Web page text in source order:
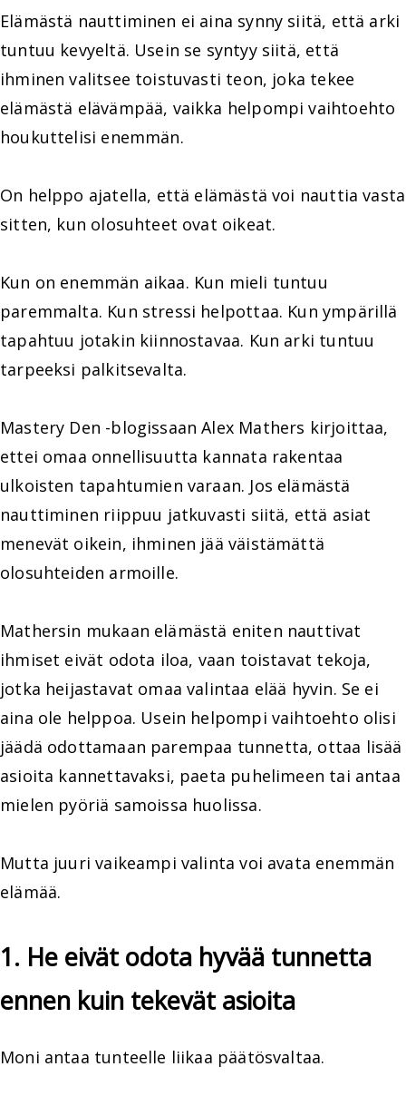
Elämästä nauttiminen ei aina synny siitä, että arki
tuntuu kevyeltä. Usein se syntyy siitä, että
ihminen valitsee toistuvasti teon, joka tekee
elämästä elävämpää, vaikka helpompi vaihtoehto
houkuttelisi enemmän.
On helppo ajatella, että elämästä voi nauttia vasta
sitten, kun olosuhteet ovat oikeat.
Kun on enemmän aikaa. Kun mieli tuntuu
paremmalta. Kun stressi helpottaa. Kun ympärillä
tapahtuu jotakin kiinnostavaa. Kun arki tuntuu
tarpeeksi palkitsevalta.
Mastery Den -blogissaan Alex Mathers kirjoittaa,
ettei omaa onnellisuutta kannata rakentaa
ulkoisten tapahtumien varaan. Jos elämästä
nauttiminen riippuu jatkuvasti siitä, että asiat
menevät oikein, ihminen jää väistämättä
olosuhteiden armoille.
Mathersin mukaan elämästä eniten nauttivat
ihmiset eivät odota iloa, vaan toistavat tekoja,
jotka heijastavat omaa valintaa elää hyvin. Se ei
aina ole helppoa. Usein helpompi vaihtoehto olisi
jäädä odottamaan parempaa tunnetta, ottaa lisää
asioita kannettavaksi, paeta puhelimeen tai antaa
mielen pyöriä samoissa huolissa.
Mutta juuri vaikeampi valinta voi avata enemmän
elämää.
1. He eivät odota hyvää tunnetta
ennen kuin tekevät asioita
Moni antaa tunteelle liikaa päätösvaltaa.